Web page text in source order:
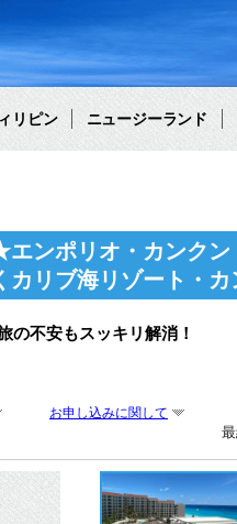
リピン ニュージーランド
ンポリオ・カンク
リブ海リゾート・カ
不安もスッキリ解消！
お申し込みに関して